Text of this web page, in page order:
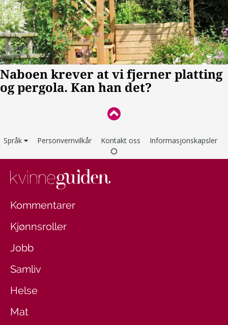
Språk Personvernvilkår Kontakt oss Informasjonskapsler
Kommentarer
Kjønnsroller
Jobb
Samliv
Helse
Mat